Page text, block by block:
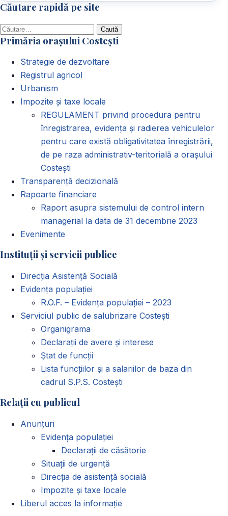
Căutare rapidă pe site
Caută
după:
Primăria orașului Costești
Strategie de dezvoltare
Registrul agricol
Urbanism
Impozite și taxe locale
REGULAMENT privind procedura pentru
înregistrarea, evidența și radierea vehiculelor
pentru care există obligativitatea înregistrării,
de pe raza administrativ-teritorială a orașului
Costești
Transparență decizională
Rapoarte financiare
Raport asupra sistemului de control intern
managerial la data de 31 decembrie 2023
Evenimente
Instituții și servicii publice
Direcția Asistență Socială
Evidența populației
R.O.F. – Evidența populației – 2023
Serviciul public de salubrizare Costești
Organigrama
Declarații de avere și interese
Ștat de funcții
Lista funcțiilor și a salariilor de baza din
cadrul S.P.S. Costești
Relații cu publicul
Anunțuri
Evidența populației
Declarații de căsătorie
Situații de urgență
Direcția de asistență socială
Impozite și taxe locale
Liberul acces la informație